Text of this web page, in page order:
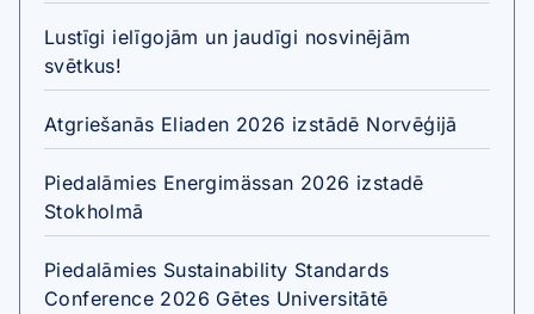
Lustīgi ielīgojām un jaudīgi nosvinējām
svētkus!
Atgriešanās Eliaden 2026 izstādē Norvēģijā
Piedalāmies Energimässan 2026 izstadē
Stokholmā
Piedalāmies Sustainability Standards
Conference 2026 Gētes Universitātē